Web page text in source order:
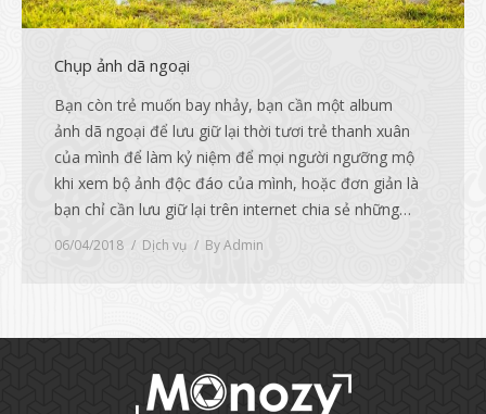
Chụp ảnh dã ngoại
Bạn còn trẻ muốn bay nhảy, bạn cần một album
ảnh dã ngoại để lưu giữ lại thời tươi trẻ thanh xuân
của mình để làm kỷ niệm để mọi người ngưỡng mộ
khi xem bộ ảnh độc đáo của mình, hoặc đơn giản là
bạn chỉ cần lưu giữ lại trên internet chia sẻ những…
06/04/2018 Dịch vụ ByAdmin